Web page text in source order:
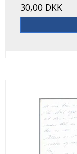
30,00 DKK